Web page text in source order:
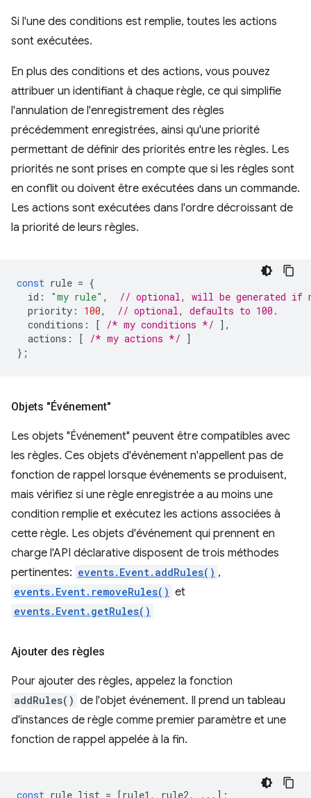
Si l'une des conditions est remplie, toutes les actions
sont exécutées.
En plus des conditions et des actions, vous pouvez
attribuer un identifiant à chaque règle, ce qui simplifie
l'annulation de l'enregistrement des règles
précédemment enregistrées, ainsi qu'une priorité
permettant de définir des priorités entre les règles. Les
priorités ne sont prises en compte que si les règles sont
en conflit ou doivent être exécutées dans un commande.
Les actions sont exécutées dans l'ordre décroissant de
la priorité de leurs règles.
const rule = {
id : "my rule" ,
// optional, will be generated if
priority : 100,
// optional, defaults to 100.
conditions : [ /* my conditions */ ],
actions : [ /* my actions */ ]
};
Objets "Événement"
Les objets "Événement" peuvent être compatibles avec
les règles. Ces objets d'événement n'appellent pas de
fonction de rappel lorsque événements se produisent,
mais vérifiez si une règle enregistrée a au moins une
condition remplie et exécutez les actions associées à
cette règle. Les objets d'événement qui prennent en
charge l'API déclarative disposent de trois méthodes
pertinentes: events.Event.addRules() ,
events.Event.removeRules() et
events.Event.getRules()
Ajouter des règles
Pour ajouter des règles, appelez la fonction
addRules() de l'objet événement. Il prend un tableau
d'instances de règle comme premier paramètre et une
fonction de rappel appelée à la fin.
const rule_list = [rule1 , rule2, ...];